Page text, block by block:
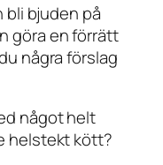
bli bjuden på
göra en förrätt
några förslag
något helt
helstekt kött?